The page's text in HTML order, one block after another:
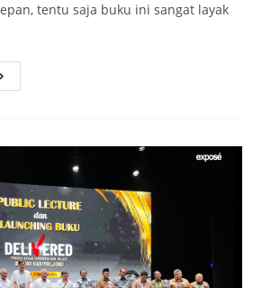
tentu saja buku ini sangat layak